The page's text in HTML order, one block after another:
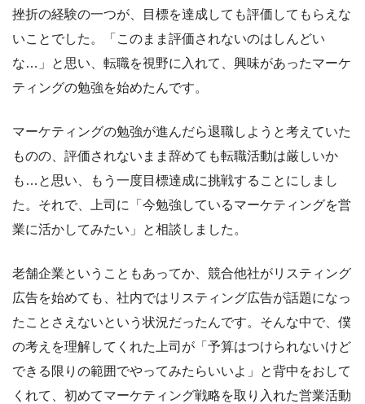
挫折の経験の一つが、目標を達成しても評価してもらえな
いことでした。「このまま評価されないのはしんどい
な…」と思い、転職を視野に入れて、興味があったマーケ
ティングの勉強を始めたんです。
マーケティングの勉強が進んだら退職しようと考えていた
ものの、評価されないまま辞めても転職活動は厳しいか
も…と思い、もう一度目標達成に挑戦することにしまし
た。それで、上司に「今勉強しているマーケティングを営
業に活かしてみたい」と相談しました。
老舗企業ということもあってか、競合他社がリスティング
広告を始めても、社内ではリスティング広告が話題になっ
たことさえないという状況だったんです。そんな中で、僕
の考えを理解してくれた上司が「予算はつけられないけど
できる限りの範囲でやってみたらいいよ」と背中をおして
くれて、初めてマーケティング戦略を取り入れた営業活動